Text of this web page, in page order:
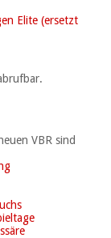
Elite (ersetzt
VBR sind